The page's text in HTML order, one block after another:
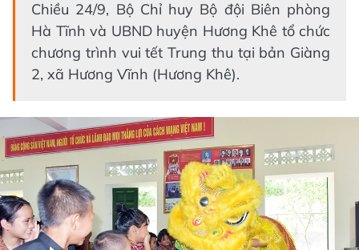
Chiều 24/9, Bộ Chỉ huy Bộ đội Biên phòng
Hà Tĩnh và UBND huyện Hương Khê tổ chức
chương trình vui tết Trung thu tại bản Giàng
2, xã Hương Vĩnh (Hương Khê).